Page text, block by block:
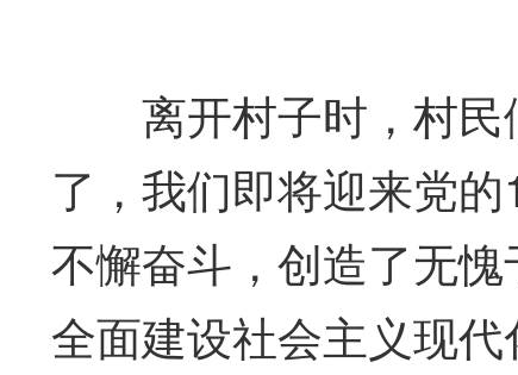
离开村子时，村民
了，我们即将迎来党
不懈奋斗，创造了无
全面建设社会主义现